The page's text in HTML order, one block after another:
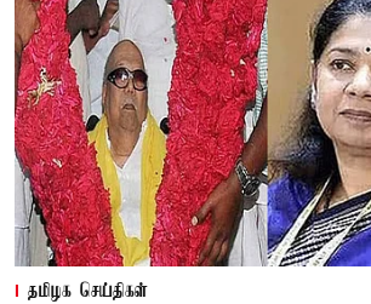
தமிழக செய்திகள்